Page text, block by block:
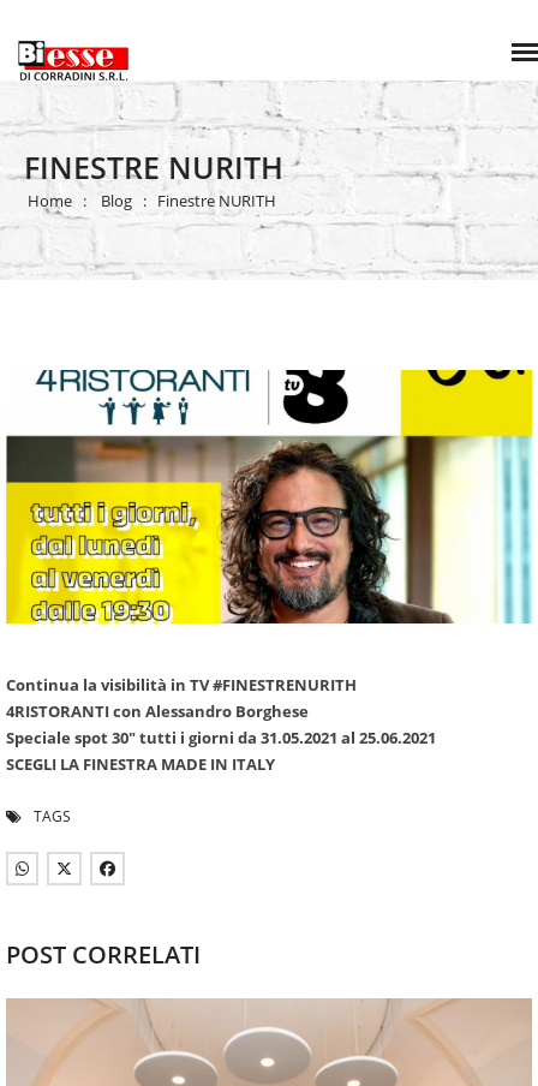
FINESTRE NURITH
Home Blog Finestre NURITH
Continua la visibilità in TV #FINESTRENURITH
4RISTORANTI con Alessandro Borghese
Speciale spot 30" tutti i giorni da 31.05.2021 al 25.06.2021
SCEGLI LA FINESTRA MADE IN ITALY
TAGS
POST CORRELATI